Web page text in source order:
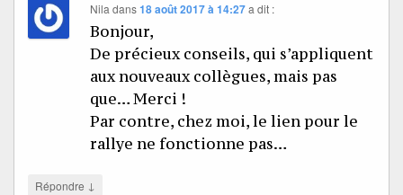
Nila dans18 août 2017 à 14:27 a dit :
Bonjour,
De précieux conseils, qui s’appliquent
aux nouveaux collègues, mais pas
que… Merci !
Par contre, chez moi, le lien pour le
rallye ne fonctionne pas…
Répondre ↓